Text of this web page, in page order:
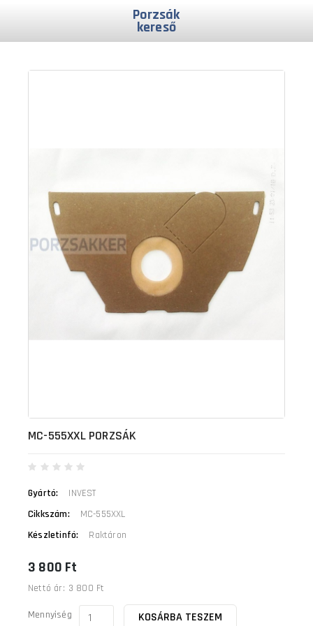
Porzsák
kereső
MC-555XXL PORZSÁK
Gyártó:
INVEST
Cikkszám:
MC-555XXL
Készletinfó:
Raktáron
3 800 Ft
Nettó ár: 3 800 Ft
Mennyiség KOSÁRBA TESZEM